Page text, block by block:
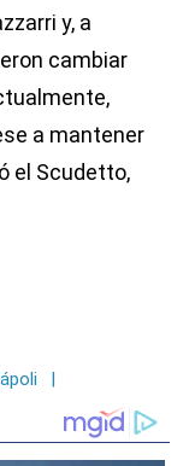
y, a
cambiar
a mantener
el Scudetto,
|